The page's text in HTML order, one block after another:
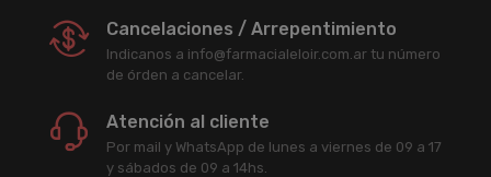
Cancelaciones / Arrepentimiento
Indicanos a info@farmacialeloir.com.ar tu número
de órden a cancelar.
Atención al cliente
Por mail y WhatsApp de lunes a viernes de 09 a 17
y sábados de 09 a 14hs.